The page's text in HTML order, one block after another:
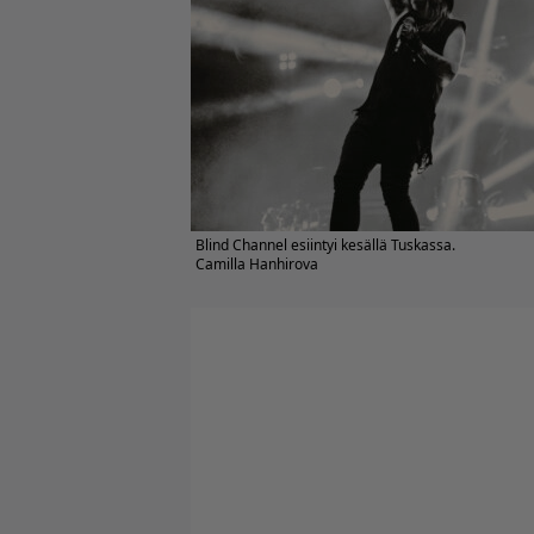
Blind Channel esiintyi kesällä Tuskassa.
Camilla Hanhirova